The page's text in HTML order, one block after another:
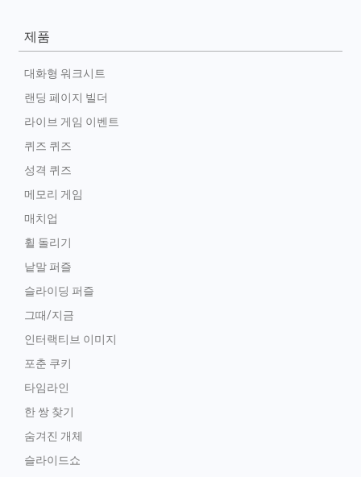
제품
대화형 워크시트
랜딩 페이지 빌더
라이브 게임 이벤트
퀴즈 퀴즈
성격 퀴즈
메모리 게임
매치업
휠 돌리기
낱말 퍼즐
슬라이딩 퍼즐
그때/지금
인터랙티브 이미지
포춘 쿠키
타임라인
한 쌍 찾기
숨겨진 개체
슬라이드쇼